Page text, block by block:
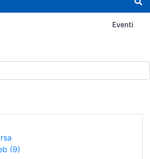
Eventi
Ricerca -
(9)